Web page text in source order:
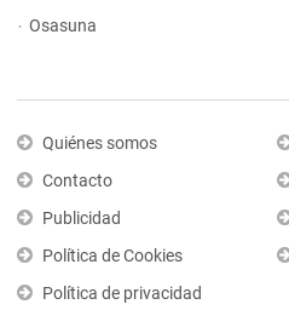
Osasuna
Quiénes somos
Contacto
Publicidad
Política de Cookies
Política de privacidad